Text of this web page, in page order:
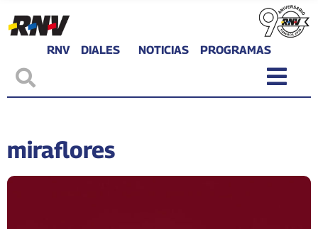
RNV DIALES NOTICIAS PROGRAMAS
miraflores